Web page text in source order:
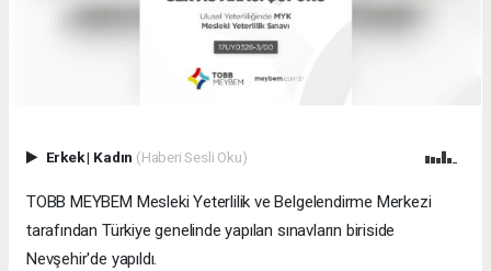
Erkek| Kadın (Haberi Sesli Oku)
TOBB MEYBEM Mesleki Yeterlilik ve Belgelendirme Merkezi
tarafından Türkiye genelinde yapılan sınavların biriside
Nevşehir'de yapıldı.